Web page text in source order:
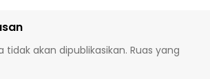
tidak akan dipublikasikan. Ruas yang